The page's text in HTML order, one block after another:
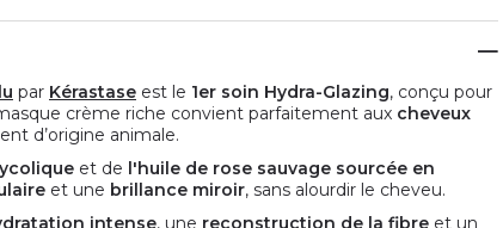
par Kérastase est le 1er soin Hydra-Glazing, conçu pour
crème riche convient parfaitement aux cheveux
d’origine animale.
et de l'huile de rose sauvage sourcée en
et une brillance miroir, sans alourdir le cheveu.
intense, une reconstruction de la fibre et un